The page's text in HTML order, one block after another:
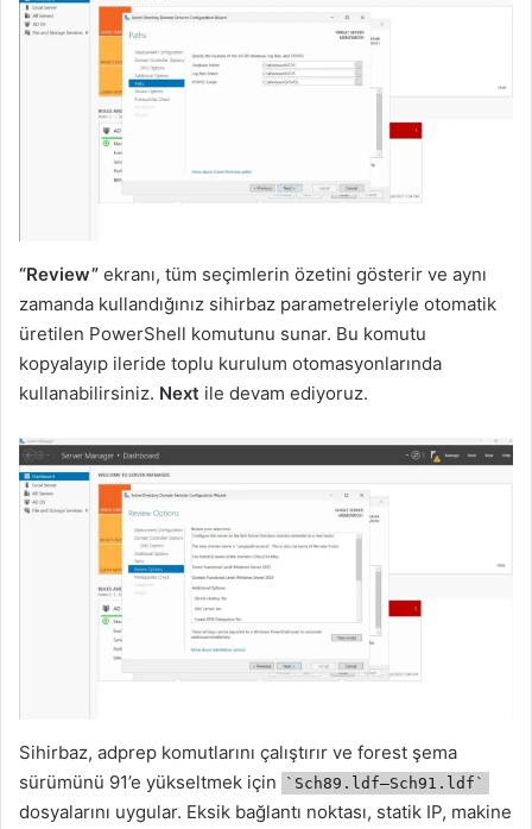
“Review” ekranı, tüm seçimlerin özetini gösterir ve aynı
zamanda kullandığınız sihirbaz parametreleriyle otomatik
üretilen PowerShell komutunu sunar. Bu komutu
kopyalayıp ileride toplu kurulum otomasyonlarında
kullanabilirsiniz. Next ile devam ediyoruz.
Sihirbaz, adprep komutlarını çalıştırır ve forest şema
sürümünü 91’e yükseltmek için
`Sch89.ldf–Sch91.ldf`
dosyalarını uygular. Eksik bağlantı noktası, statik IP, makine